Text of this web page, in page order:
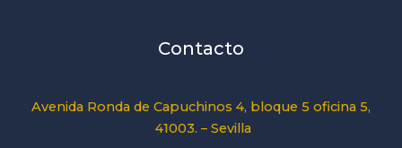
Contacto
Avenida Ronda de Capuchinos 4, bloque 5 oficina 5,
41003. – Sevilla